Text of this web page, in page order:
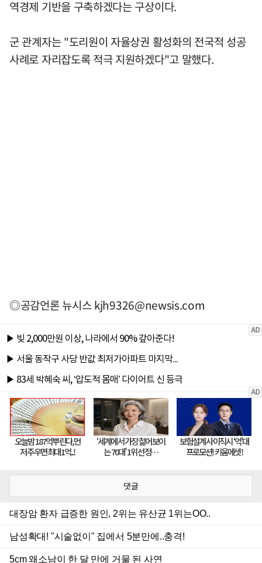
역경제 기반을 구축하겠다는 구상이다.
군 관계자는 "도리원이 자율상권 활성화의 전국적 성공
사례로 자리잡도록 적극 지원하겠다"고 말했다.
◎공감언론 뉴시스kjh9326@newsis.com
댓글